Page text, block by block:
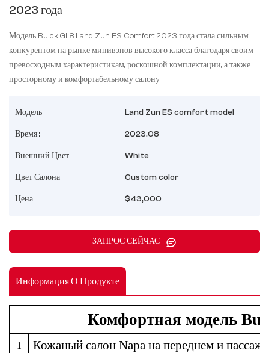
2023 года
Модель Buick GL8 Land Zun ES Comfort 2023 года стала сильным
конкурентом на рынке минивэнов высокого класса благодаря своим
превосходным характеристикам, роскошной комплектации, а также
просторному и комфортабельному салону.
Модель : Land Zun ES comfort model
Время : 2023.08
Внешний Цвет : White
Цвет Салона : Custom color
Цена : $43,000
ЗАПРОС СЕЙЧАС
Информация О Продукте
Комфортная модель
1 Кожаный салон Napa на переднем и